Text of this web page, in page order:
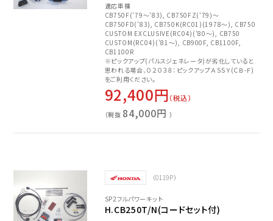
適応車種
CB750F('79～'83), CB750FZ('79)～
CB750FD('83), CB750K(RC01)(1978～), CB750
CUSTOM EXCLUSIVE(RC04)('80～), CB750
CUSTOM(RC04)('81～), CB900F, CB1100F,
CB1100R
※ピックアップ(パルスジェネレータ)が劣化していると
思われる場合、０２０３８：ピックアップＡＳＳＹ(ＣＢ-Ｆ)
をご利用ください。
92,400円（税込）
（税抜 84,000円 ）
（0119P）
SP2フルパワーキット
H.CB250T/N(コードセット付)